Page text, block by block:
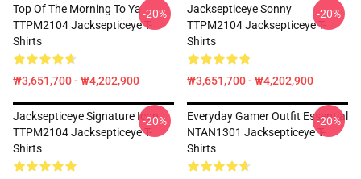
Top Of The Morning To Ya
TTPM2104 Jacksepticeye T-
Shirts
₩3,651,700 - ₩4,202,900
-20%
Jacksepticeye Sonny
TTPM2104 Jacksepticeye T-
Shirts
₩3,651,700 - ₩4,202,900
-20%
Jacksepticeye Signature Icon
TTPM2104 Jacksepticeye T-
Shirts
-20%
Everyday Gamer Outfit Essential
NTAN1301 Jacksepticeye T-
Shirts
-20%